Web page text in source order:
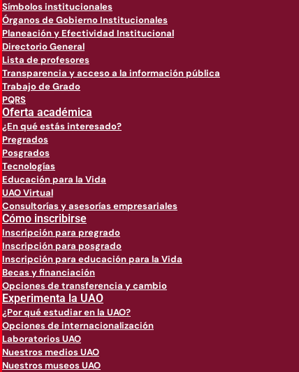
Símbolos institucionales
Órganos de Gobierno Institucionales
Planeación y Efectividad Institucional
Directorio General
Lista de profesores
Transparencia y acceso a la información pública
Trabajo de Grado
PQRS
Oferta académica
¿En qué estás interesado?
Pregrados
Posgrados
Tecnologías
Educación para la Vida
UAO Virtual
Consultorías y asesorías empresariales
Cómo inscribirse
Inscripción para pregrado
Inscripción para posgrado
Inscripción para educación para la Vida
Becas y financiación
Opciones de transferencia y cambio
Experimenta la UAO
¿Por qué estudiar en la UAO?
Opciones de internacionalización
Laboratorios UAO
Nuestros medios UAO
Nuestros museos UAO